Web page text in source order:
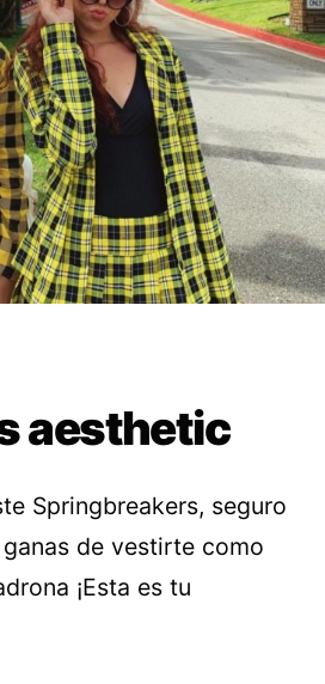
aesthetic
Springbreakers, seguro
de vestirte como
¡Esta es tu